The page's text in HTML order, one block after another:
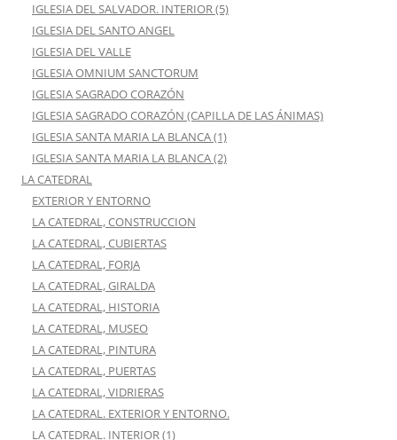
IGLESIA DEL SALVADOR. INTERIOR (5)
IGLESIA DEL SANTO ANGEL
IGLESIA DEL VALLE
IGLESIA OMNIUM SANCTORUM
IGLESIA SAGRADO CORAZÓN
IGLESIA SAGRADO CORAZÓN (CAPILLA DE LAS ÁNIMAS)
IGLESIA SANTA MARIA LA BLANCA (1)
IGLESIA SANTA MARIA LA BLANCA (2)
LA CATEDRAL
EXTERIOR Y ENTORNO
LA CATEDRAL, CONSTRUCCION
LA CATEDRAL, CUBIERTAS
LA CATEDRAL, FORJA
LA CATEDRAL, GIRALDA
LA CATEDRAL, HISTORIA
LA CATEDRAL, MUSEO
LA CATEDRAL, PINTURA
LA CATEDRAL, PUERTAS
LA CATEDRAL, VIDRIERAS
LA CATEDRAL. EXTERIOR Y ENTORNO.
LA CATEDRAL. INTERIOR (1)